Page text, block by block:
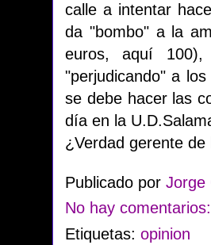
calle a intentar
da "bombo" a la
euros, aquí 100),
"perjudicando" a
se debe hacer las
día en la
¿Verdad gerente de
Publicado por Jorge
No hay comentarios:
Etiquetas: opinion